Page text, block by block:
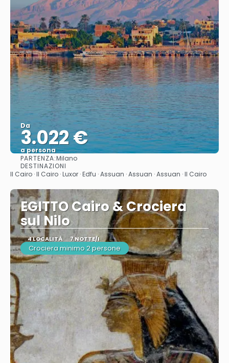
Da
3.022 €
a persona
PARTENZA:Milano
DESTINAZIONI
Il Cairo · Il Cairo · Luxor · Edfu · Assuan · Assuan · Assuan · Il Cairo
EGITTO Cairo & Crociera
sul Nilo
4 LOCALITÀ 7 NOTTE/I
Crociera minimo 2 persone